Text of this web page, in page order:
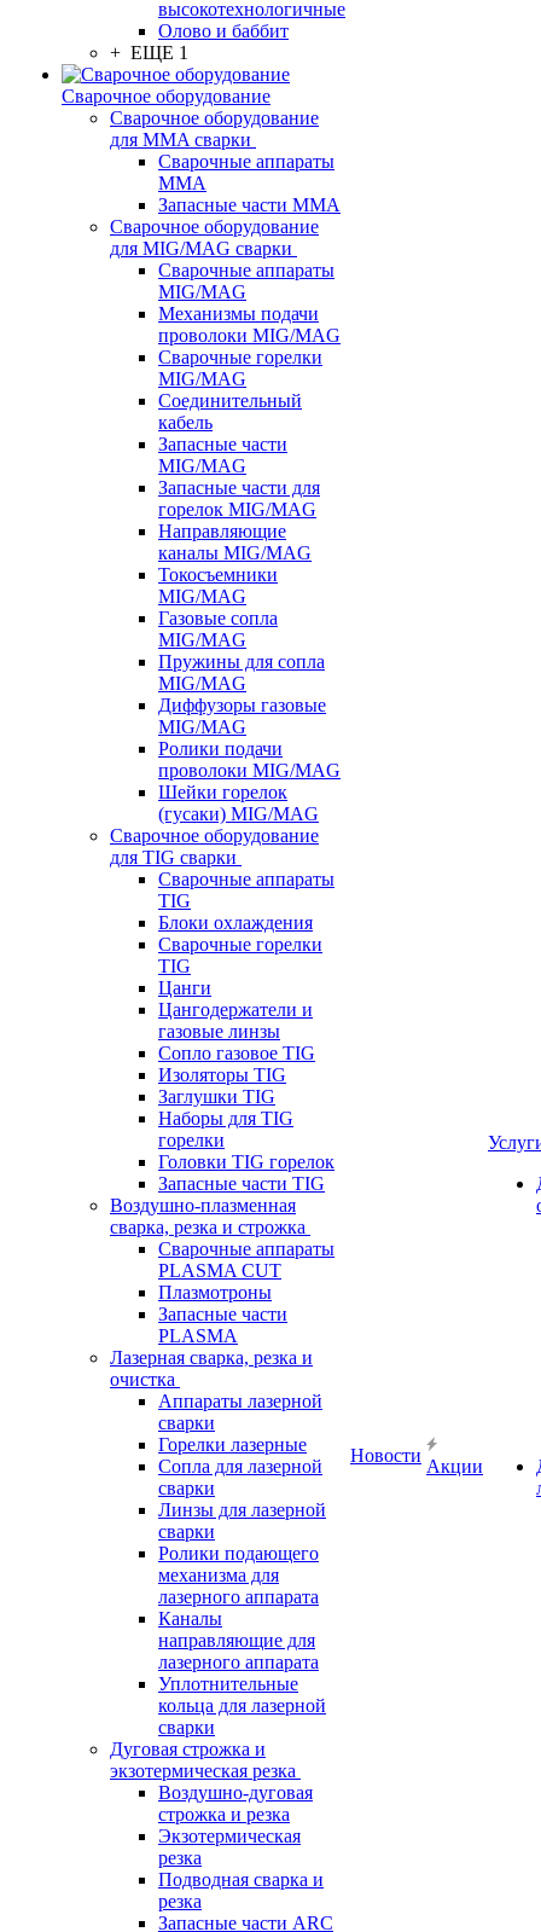
высокотехнологичные
Олово и баббит
+ ЕЩЕ 1
Сварочное оборудование
Сварочное оборудование
для MMA сварки
Сварочные аппараты
MMA
Запасные части MMA
Сварочное оборудование
для MIG/MAG сварки
Сварочные аппараты
MIG/MAG
Механизмы подачи
проволоки MIG/MAG
Сварочные горелки
MIG/MAG
Соединительный
кабель
Запасные части
MIG/MAG
Запасные части для
горелок MIG/MAG
Направляющие
каналы MIG/MAG
Токосъемники
MIG/MAG
Газовые сопла
MIG/MAG
Пружины для сопла
MIG/MAG
Диффузоры газовые
MIG/MAG
Ролики подачи
проволоки MIG/MAG
Шейки горелок
(гусаки) MIG/MAG
Сварочное оборудование
для TIG сварки
Сварочные аппараты
TIG
Блоки охлаждения
Сварочные горелки
TIG
Цанги
Цангодержатели и
газовые линзы
Сопло газовое TIG
Изоляторы TIG
Заглушки TIG
Наборы для TIG
горелки
Головки TIG горелок
Запасные части TIG
Воздушно-плазменная
сварка, резка и строжка
Сварочные аппараты
PLASMA CUT
Плазмотроны
Запасные части
PLASMA
Лазерная сварка, резка и
очистка
Аппараты лазерной
сварки
Горелки лазерные
Сопла для лазерной
сварки
Линзы для лазерной
сварки
Ролики подающего
механизма для
лазерного аппарата
Каналы
направляющие для
лазерного аппарата
Уплотнительные
кольца для лазерной
сварки
Дуговая строжка и
экзотермическая резка
Воздушно-дуговая
строжка и резка
Экзотермическая
резка
Подводная сварка и
резка
Запасные части ARC
Новости
Акции